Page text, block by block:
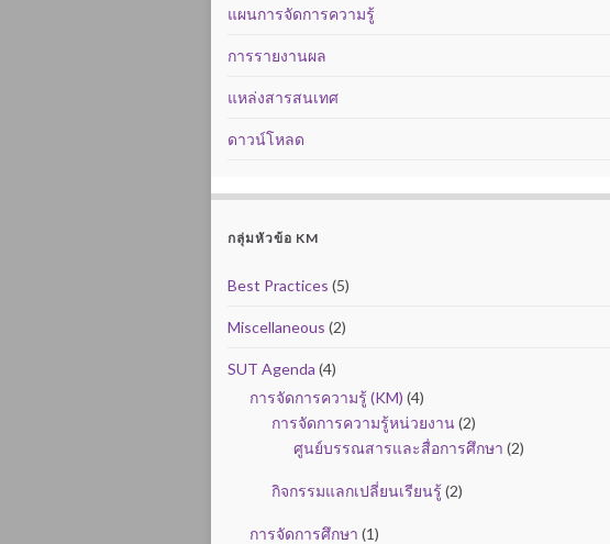
แผนการจัดการความรู้
การรายงานผล
แหล่งสารสนเทศ
ดาวน์โหลด
กลุ่มหัวข้อ KM
Best Practices (5)
Miscellaneous (2)
SUT Agenda (4)
การจัดการความรู้ (KM) (4)
การจัดการความรู้หน่วยงาน(2)
ศูนย์บรรณสารและสื่อการศึกษา (2)
กิจกรรมแลกเปลี่ยนเรียนรู้(2)
การจัดการศึกษา (1)